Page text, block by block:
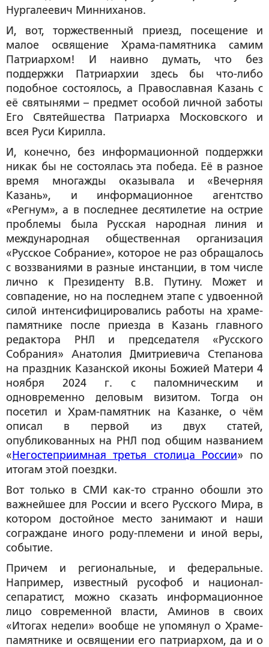
Нургалеевич Минниханов.
И, вот, торжественный приезд, посещение и
малое освящение Храма-памятника самим
Патриархом! И наивно думать, что без
поддержки Патриархии здесь бы что-либо
подобное состоялось, а Православная Казань с
её святынями – предмет особой личной заботы
Его Святейшества Патриарха Московского и
всея Руси Кирилла.
И, конечно, без информационной поддержки
никак бы не состоялась эта победа. Её в разное
время многажды оказывала и «Вечерняя
Казань», и информационное агентство
«Регнум», а в последнее десятилетие на острие
проблемы была Русская народная линия и
международная общественная организация
«Русское Собрание», которое не раз обращалось
с воззваниями в разные инстанции, в том числе
лично к Президенту В.В. Путину. Может и
совпадение, но на последнем этапе с удвоенной
силой интенсифицировались работы на храме-
памятнике после приезда в Казань главного
редактора РНЛ и председателя «Русского
Собрания» Анатолия Дмитриевича Степанова
на праздник Казанской иконы Божией Матери 4
ноября 2024 г. с паломническим и
одновременно деловым визитом. Тогда он
посетил и Храм-памятник на Казанке, о чём
описал в первой из двух статей,
опубликованных на РНЛ под общим названием
« Негостеприимная третья столица России» по
итогам этой поездки.
Вот только в СМИ как-то странно обошли это
важнейшее для России и всего Русского Мира, в
котором достойное место занимают и наши
сограждане иного роду-племени и иной веры,
событие.
Причем и региональные, и федеральные.
Например, известный русофоб и национал-
сепаратист, можно сказать информационное
лицо современной власти, Аминов в своих
«Итогах недели» вообще не упомянул о Храме-
памятнике и освящении его патриархом, да и о